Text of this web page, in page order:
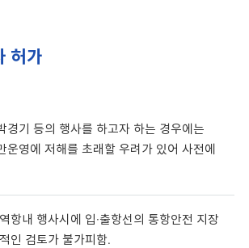
허가
경기 등의 행사를 하고자 하는 경우에는
운영에 저해를 초래할 우려가 있어 사전에
항내 행사시에 입·출항선의 통항안전 지장
인 검토가 불가피함.